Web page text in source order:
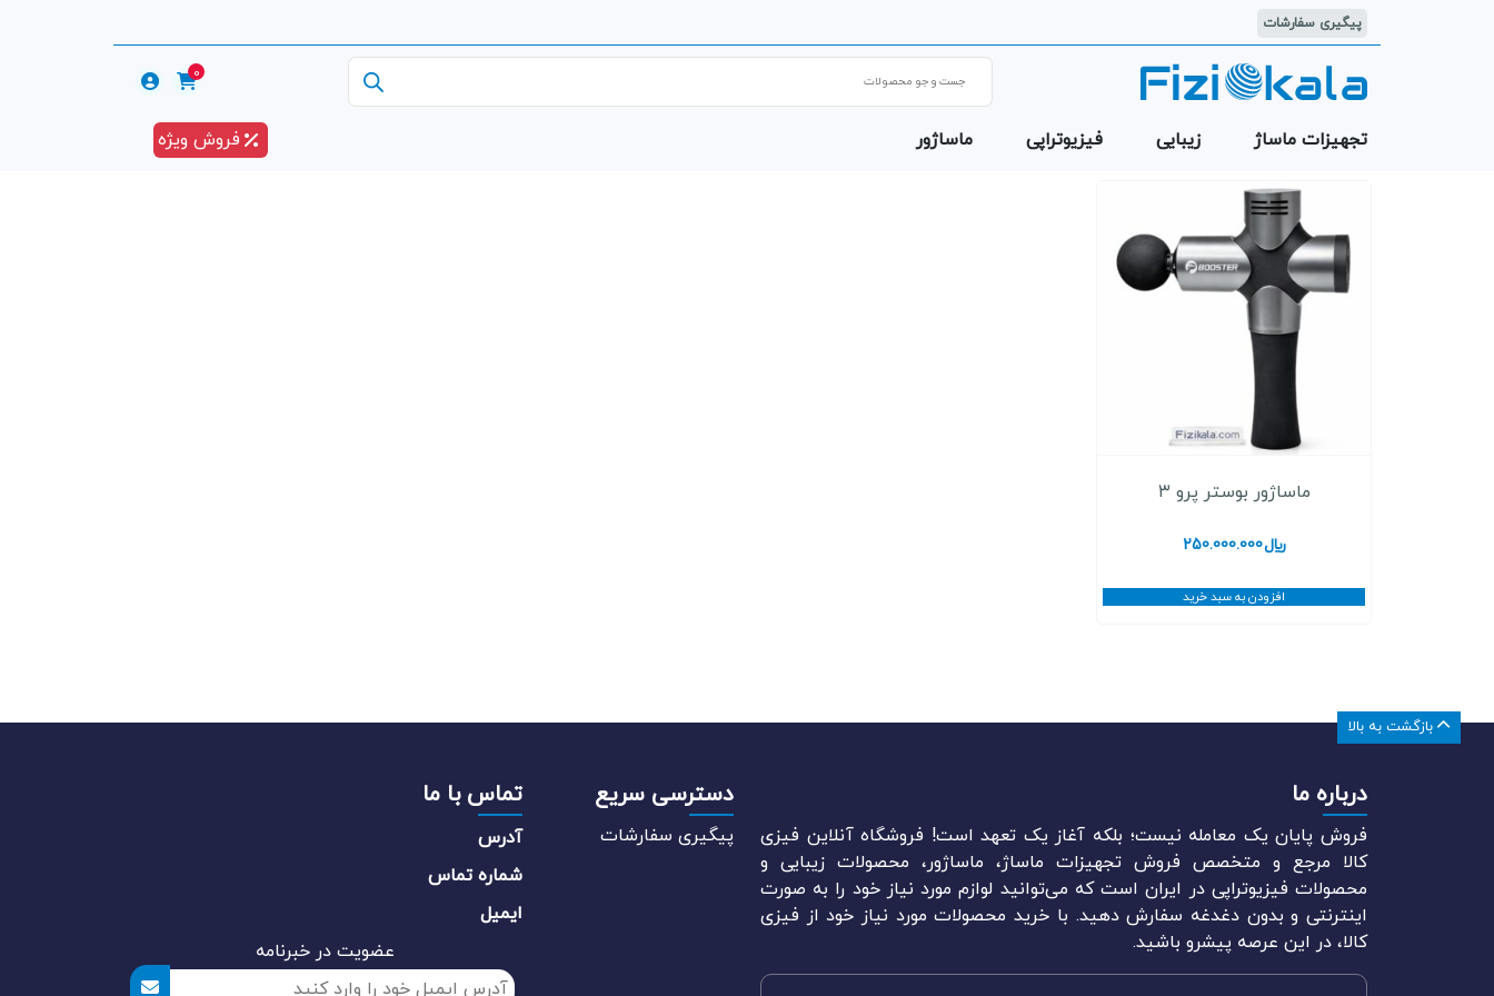
پیگیری سفارشات
Products
search
0
تجهیزات ماساژ زیبایی فیزیوتراپی ماساژور فروش ویژه
ماساژور بوستر پرو ۳
﷼250.000.000
افزودن به سبد خرید
درباره ما
فروش پایان یک معامله نیست؛ بلکه آغاز یک تعهد است! فروشگاه آنلاین فیزی
کالا مرجع و متخصص فروش تجهیزات ماساژ، ماساژور، محصولات زیبایی و
محصولات فیزیوتراپی در ایران است که می‌توانید لوازم مورد نیاز خود را به صورت
اینترنتی و بدون دغدغه سفارش دهید. با خرید محصولات مورد نیاز خود از فیزی
کالا، در این عرصه پیشرو باشید.
دسترسی سریع
پیگیری سفارشات
تماس با ما
آدرس
شماره تماس
ایمیل
عضویت در خبرنامه
بازگشت به بالا